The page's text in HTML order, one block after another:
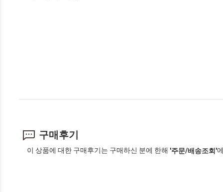
구매후기
이 상품에 대한 구매후기는 구매하신 분에 한해 '주문/배송조회'